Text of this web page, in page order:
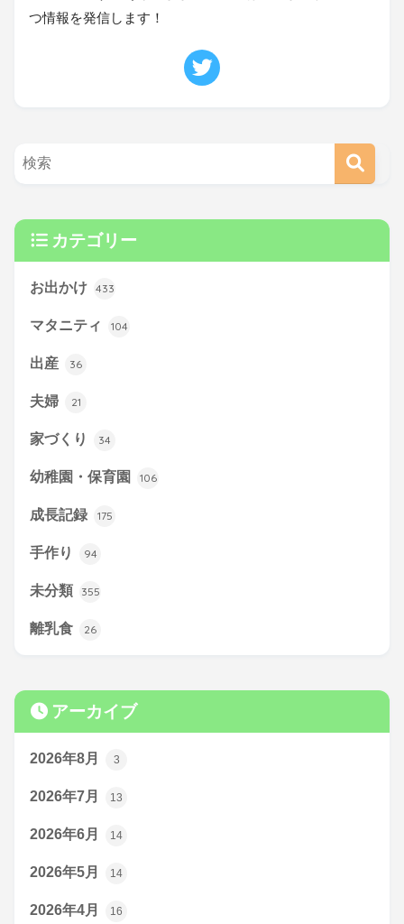
つ情報を発信します！
カテゴリー
お出かけ 433
マタニティ 104
出産 36
夫婦 21
家づくり 34
幼稚園・保育園 106
成長記録 175
手作り 94
未分類 355
離乳食 26
アーカイブ
2026年8月 3
2026年7月 13
2026年6月 14
2026年5月 14
2026年4月 16